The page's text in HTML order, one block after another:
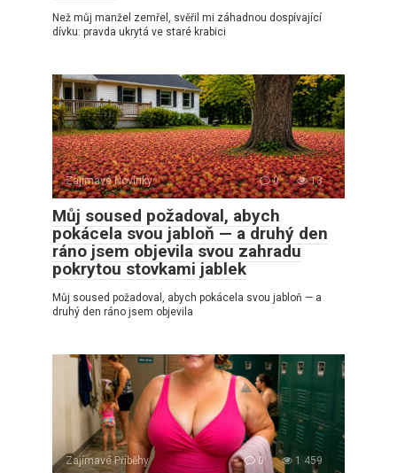
Než můj manžel zemřel, svěřil mi záhadnou dospívající
dívku: pravda ukrytá ve staré krabici
Zajímavé Novinky 0 13
Můj soused požadoval, abych
pokácela svou jabloň — a druhý den
ráno jsem objevila svou zahradu
pokrytou stovkami jablek
Můj soused požadoval, abych pokácela svou jabloň — a
druhý den ráno jsem objevila
Zajímavé Příběhy 0 1 459